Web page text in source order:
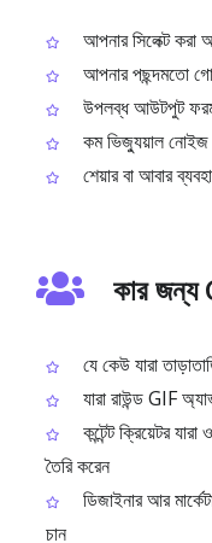
আপনার সিলেক্ট
আপনার পছন্দমতো
উপলব্ধ আউটপুট
কম ভিজ্যুয়াল
শেয়ার বা আবার
কার
যে কেউ যারা
যারা রাউন্ড GIF
কন্টেন্ট ক্রিয়েটর
তৈরি করেন
ডিজাইনার আর
চান